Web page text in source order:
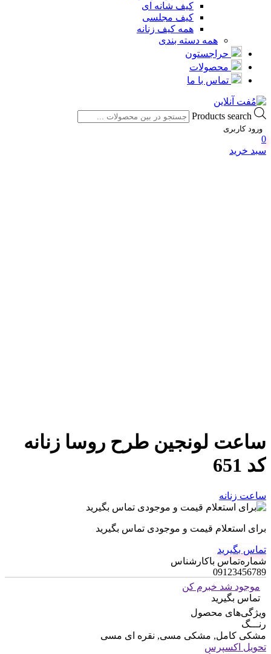
کیف شانه ای
کیف مجلسی
همه کیف زنانه
همه دسته بندی
حراجستون
محصولات
تماس با ما
Products search
ورود کاربری
0
سبد خرید
ساعت لونجین طرح روسا زنانه
کد 651
ساعت زنانه
برای استعلام قیمت و موجودی تماس بگیرید
تماس بگیرید
شماره‌تماس‌ با‌کارشناس
09123456789
موجود شد خبرم کن
تماس بگیرید
ویژگی‌های محصول
رنـــگ
مشکی کامل, مشکی مسی, نقره ای مسی
تحویل اکسپرس